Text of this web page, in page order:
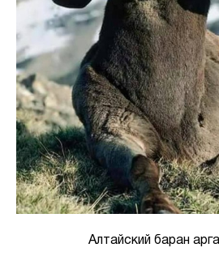
Алтайский баран